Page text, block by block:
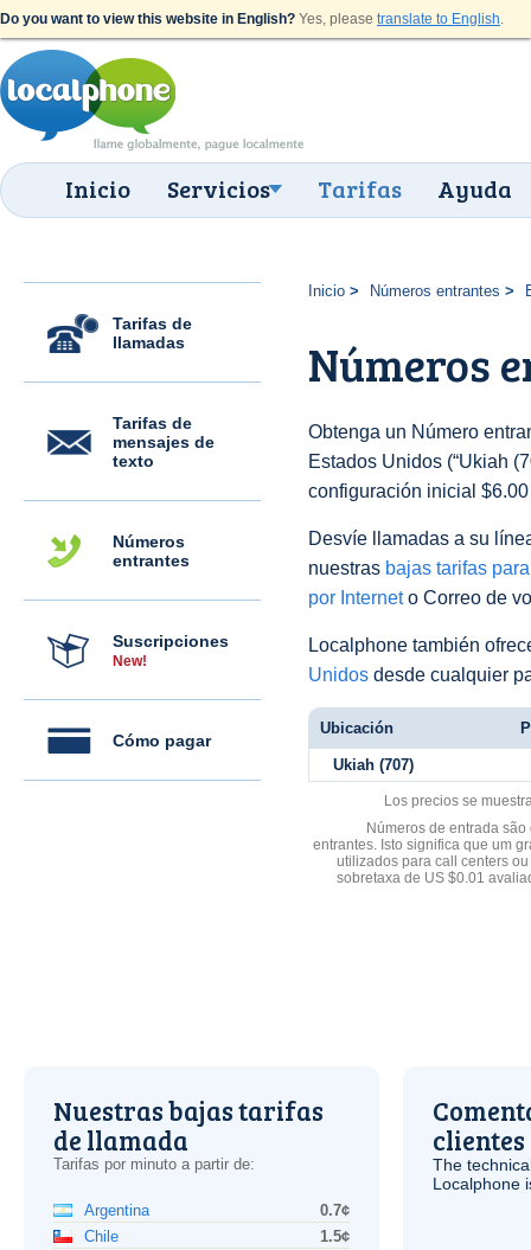
Do you want to view this website in English? Yes, please translate to English.
Inicio Servicios Tarifas Ayuda
Tarifas de
llamadas
Tarifas de
mensajes de
texto
Números
entrantes
Suscripciones
New!
Cómo pagar
Inicio Números entrantes
Números
Obtenga un Número
Estados Unidos (“Ukiah
configuración inicial
Desvíe llamadas a su
nuestras bajas tarifas
por Interneto Correo de
Localphone también
Unidos desde cualquier
Ubicación
Ukiah (707)
Los precios se
Números de entrada
entrantes. Isto significa que um
utilizados para call centers
sobretaxa de US $0.01
Nuestras bajas tarifas
de llamada
Tarifas por minuto a partir de:
Argentina
0.7¢
Chile
1.5¢
clientes
The
Localphone